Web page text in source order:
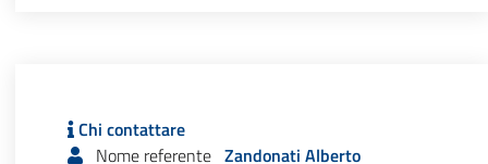
Chi contattare
Nome referente Zandonati Alberto